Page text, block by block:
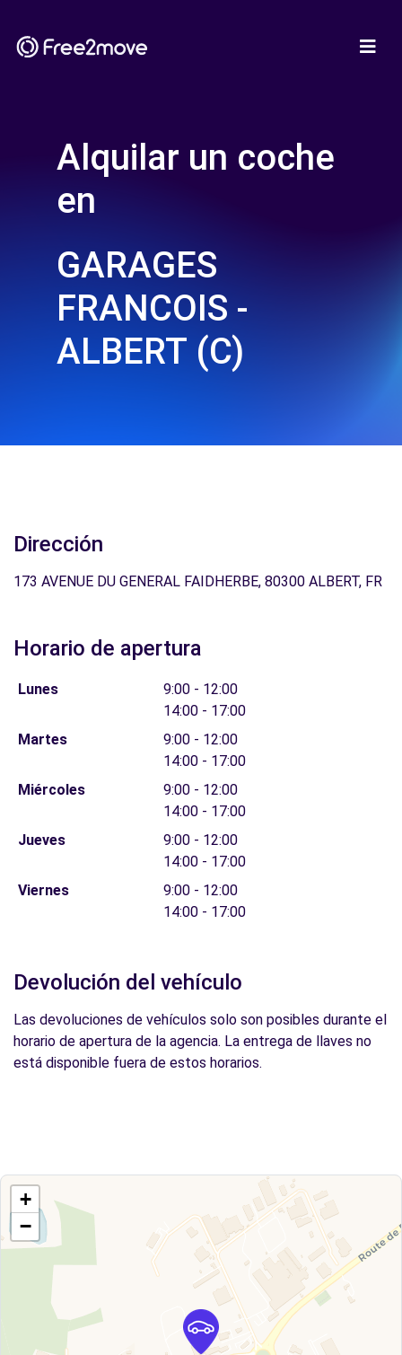
Alquilar un coche
en
GARAGES
FRANCOIS -
ALBERT (C)
Dirección
173 AVENUE DU GENERAL FAIDHERBE, 80300 ALBERT, FR
Horario de apertura
Lunes
9:00 - 12:00
14:00 - 17:00
Martes
9:00 - 12:00
14:00 - 17:00
Miércoles
9:00 - 12:00
14:00 - 17:00
Jueves
9:00 - 12:00
14:00 - 17:00
Viernes
9:00 - 12:00
14:00 - 17:00
Devolución del vehículo
Las devoluciones de vehículos solo son posibles durante el
horario de apertura de la agencia. La entrega de llaves no
está disponible fuera de estos horarios.
+
−